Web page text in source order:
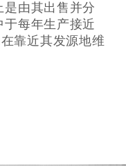
由其出售并分
每年生产接近
靠近其发源地维